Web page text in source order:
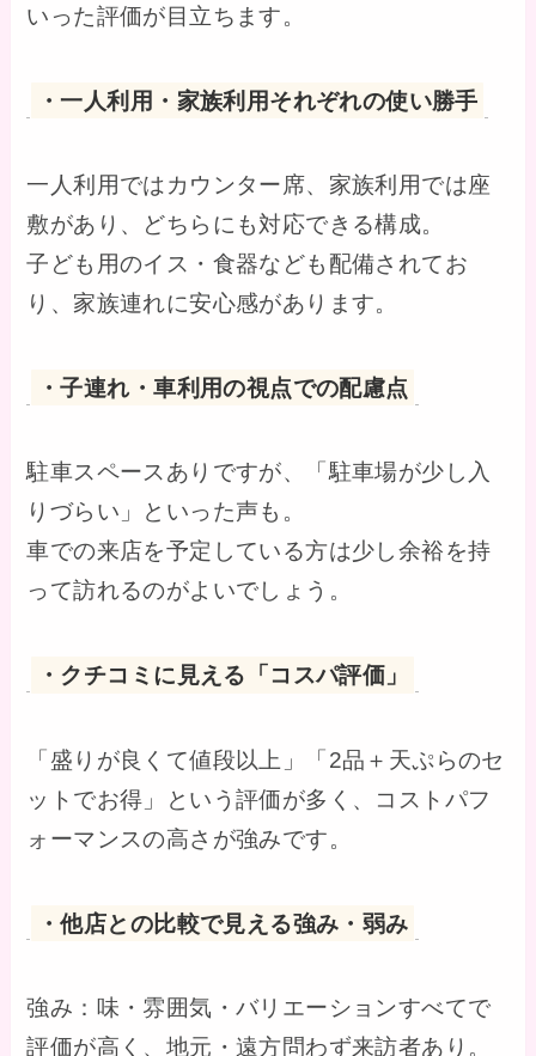
いった評価が目立ちます。
・一人利用・家族利用それぞれの使い勝手
一人利用ではカウンター席、家族利用では座
敷があり、どちらにも対応できる構成。
子ども用のイス・食器なども配備されてお
り、家族連れに安心感があります。
・子連れ・車利用の視点での配慮点
駐車スペースありですが、「駐車場が少し入
りづらい」といった声も。
車での来店を予定している方は少し余裕を持
って訪れるのがよいでしょう。
・クチコミに見える「コスパ評価」
「盛りが良くて値段以上」「2品＋天ぷらのセ
ットでお得」という評価が多く、コストパフ
ォーマンスの高さが強みです。
・他店との比較で見える強み・弱み
強み：味・雰囲気・バリエーションすべてで
評価が高く、地元・遠方問わず来訪者あり。